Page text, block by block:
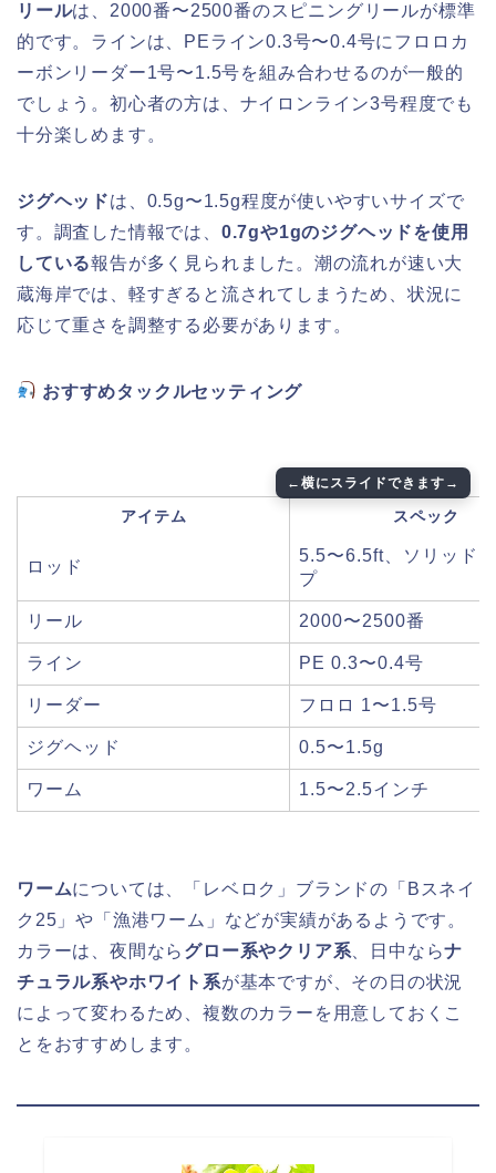
リールは、2000番〜2500番のスピニングリールが標準
的です。ラインは、PEライン0.3号〜0.4号にフロロカ
ーボンリーダー1号〜1.5号を組み合わせるのが一般的
でしょう。初心者の方は、ナイロンライン3号程度でも
十分楽しめます。
ジグヘッドは、0.5g〜1.5g程度が使いやすいサイズで
す。調査した情報では、 0.7gや1gのジグヘッドを使用
している報告が多く見られました。潮の流れが速い大
蔵海岸では、軽すぎると流されてしまうため、状況に
応じて重さを調整する必要があります。
おすすめタックルセッティング
アイテム スペック
ロッド
5.5〜6.5ft、ソリッド
プ
リール 2000〜2500番
ライン PE 0.3〜0.4号
リーダー フロロ 1〜1.5号
ジグヘッド 0.5〜1.5g
ワーム 1.5〜2.5インチ
ワームについては、「レベロク」ブランドの「Bスネイ
ク25」や「漁港ワーム」などが実績があるようです。
カラーは、夜間なら グロー系やクリア系 、日中ならナ
チュラル系やホワイト系が基本ですが、その日の状況
によって変わるため、複数のカラーを用意しておくこ
とをおすすめします。